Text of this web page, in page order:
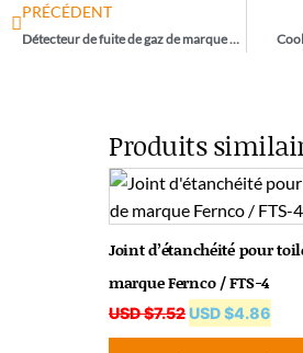
PRÉCÉDENT
Détecteur de fuite de gaz de marque La-Co / 32850
Produits
Joint d’étanchéité pour
marque Fernco / FTS-4
USD $7.52USD $4.86